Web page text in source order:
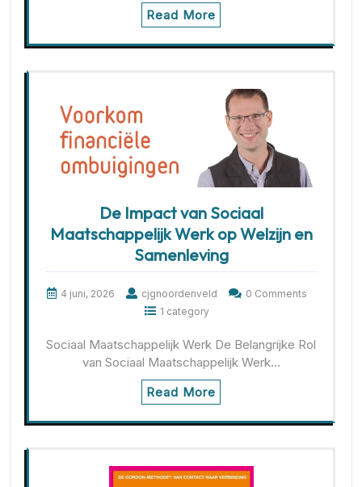
Read More
De Impact van Sociaal
Maatschappelijk Werk op Welzijn en
Samenleving
4 juni, 2026 cjgnoordenveld
0 Comments
1 category
Sociaal Maatschappelijk Werk De Belangrijke Rol
van Sociaal Maatschappelijk Werk…
Read More